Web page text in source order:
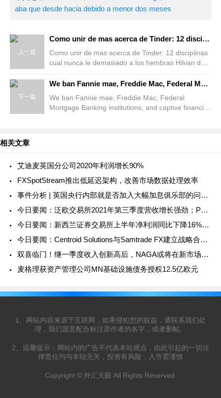
aba que desde hacia debido a menor dos meses
上一篇
Como unir de mas acerca de Tinder: 12 disciplinas cual nunca le demasiado a los hembras
Como unir de mas acerca de Tinder: 12 disciplinas
cual nunca le demasiado a los hembras Hilvan de
Friends, para ab
下一篇
We ban Fannie mae, Freddie Mac, Federal Mortgage Banking institutions, and captive financial institu
We ban Fannie mae, Freddie Mac, Federal
Mortgage Banking institutions, and captive financial
相关文章
艾迪麦英国分公司2020年利润增长90%
FXSpotStream推出低延迟架构，改善市场数据处理效率
事件分析 | 英国央行内部就是否加入大幅加息俱乐部的问题存在分歧
今日要闻：泛欧交易所2021年第三季度营收增长强劲；Philip Parsons加入Trading 212担任首席财务官；IC Markets与六家西甲足球俱乐部签署赞助协议......
今日要闻：新西兰证券交易所上半年净利润同比下降16%；eToro与英国阿斯顿维拉足球俱乐部签署赞助协议；FCA对ICM Capetal、www.longleafmanagement.co.uk和Int
今日要闻：Centroid Solutions与Samtrade FX建立战略合作；金融委员会警告虚假交易商GS4 Trade；南非FSCA对Ithala Capital Investments发出警
双喜临门！继一季度收入创新高后，NAGA或将在新市场挂牌上市
麦格理获资产管理公司MN基础设施债务授权12.5亿欧元
1、网站内容来源于互联网，如果侵犯您的权益，请联系我们处
理，我们愿意配合标注原作者的名字，或者删帖。
2、温馨提示：网站内的广告不代表本站观点，由此引起的一切法
律责任均与本站无关，投资有风险，入市需谨慎
Copyright © 外汇天眼 All Rights Reserved.